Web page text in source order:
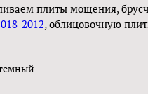
плиты мощения,
2012, облицовочную